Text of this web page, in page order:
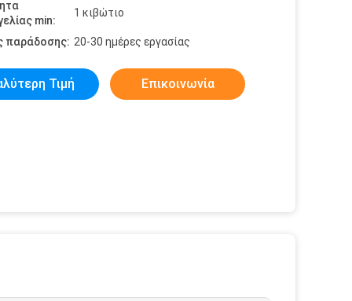
min:
1 κιβώτιο
παράδοσης: 20-30 ημέρες εργασίας
Τιμή Επικοινωνία